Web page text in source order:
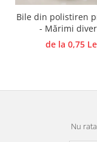
Pistoale de lipit
Traforaj, pirogravura
Accesorii floristica
Bile din polistiren
- Mărimi
de la 0,75
Nu